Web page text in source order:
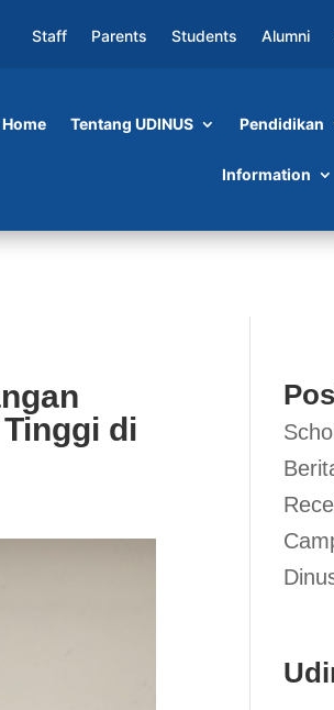
Staff Parents Students Alumni
Home Tentang UDINUS Pendidikan
Information
di